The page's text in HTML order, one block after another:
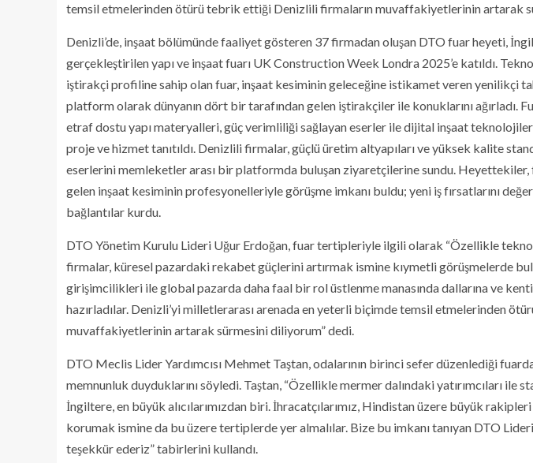
temsil etmelerinden ötürü tebrik ettiği Denizlili firmaların muvaffakiyetlerinin artarak
Denizli’de, inşaat bölümünde faaliyet gösteren 37 firmadan oluşan DTO fuar heyeti,
gerçekleştirilen yapı ve inşaat fuarı UK Construction Week Londra 2025’e katıldı.
iştirakçi profiline sahip olan fuar, inşaat kesiminin geleceğine istikamet veren yenilikçi
platform olarak dünyanın dört bir tarafından gelen iştirakçiler ile konuklarını ağırladı.
etraf dostu yapı materyalleri, güç verimliliği sağlayan eserler ile dijital inşaat
proje ve hizmet tanıtıldı. Denizlili firmalar, güçlü üretim altyapıları ve yüksek kalite
eserlerini memleketler arası bir platformda buluşan ziyaretçilerine sundu.
gelen inşaat kesiminin profesyonelleriyle görüşme imkanı buldu; yeni iş fırsatlarını
bağlantılar kurdu.
DTO Yönetim Kurulu Lideri Uğur Erdoğan, fuar tertipleriyle ilgili olarak “Özellikle
firmalar, küresel pazardaki rekabet güçlerini artırmak ismine kıymetli görüşmelerde
girişimcilikleri ile global pazarda daha faal bir rol üstlenme manasında dallarına ve
hazırladılar. Denizli’yi milletlerarası arenada en yeterli biçimde temsil etmelerinden
muvaffakiyetlerinin artarak sürmesini diliyorum” dedi.
DTO Meclis Lider Yardımcısı Mehmet Taştan, odalarının birinci sefer düzenlediği
memnunluk duyduklarını söyledi. Taştan, “Özellikle mermer dalındaki yatırımcıları
İngiltere, en büyük alıcılarımızdan biri. İhracatçılarımız, Hindistan üzere büyük
korumak ismine da bu üzere tertiplerde yer almalılar. Bize bu imkanı tanıyan DTO
teşekkür ederiz” tabirlerini kullandı.